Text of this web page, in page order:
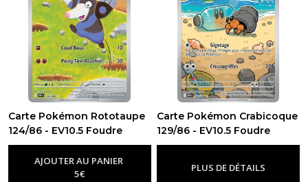
Carte Pokémon Rototaupe
124/86 - EV10.5 Foudre
Noire-Ev10.5 - Foudre Noire
AJOUTER AU PANIER
5€
Carte Pokémon Crabicoque
129/86 - EV10.5 Foudre
Noire-Ev10.5 - Foudre Noire
PLUS DE DÉTAILS